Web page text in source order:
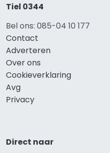
Tiel 0344
Bel ons: 085-04 10 177
Contact
Adverteren
Over ons
Cookieverklaring
Avg
Privacy
Direct naar